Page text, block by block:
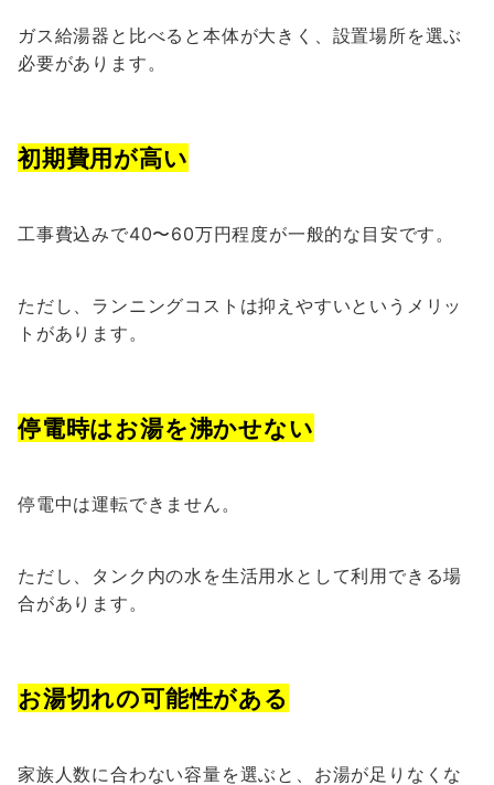
ガス給湯器と比べると本体が大きく、設置場所を選ぶ
必要があります。
初期費用が高い
工事費込みで40〜60万円程度が一般的な目安です。
ただし、ランニングコストは抑えやすいというメリッ
トがあります。
停電時はお湯を沸かせない
停電中は運転できません。
ただし、タンク内の水を生活用水として利用できる場
合があります。
お湯切れの可能性がある
家族人数に合わない容量を選ぶと、お湯が足りなくな